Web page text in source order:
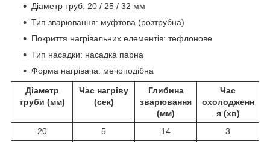
Діаметр труб: 20 / 25 / 32 мм
Тип зварювання: муфтова (розтрубна)
Покриття нагрівальних елементів: тефлонове
Тип насадки: насадка парна
Форма нагрівача: мечоподібна
Діаметр
труби (мм)
Час нагріву
(сек)
Глибина
зварювання
(мм)
Час
охолодженн
я (хв)
20
5 14
3